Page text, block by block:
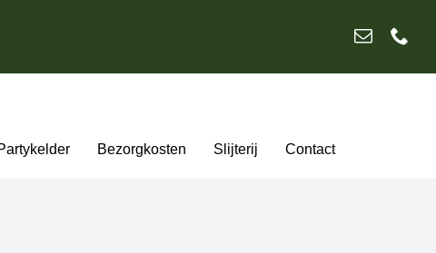
Bezorgkosten Slijterij Contact